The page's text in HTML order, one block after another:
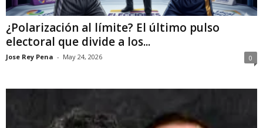
¿Polarización al límite? El último pulso
electoral que divide a los...
Jose Rey Pena - May 24, 2026 0